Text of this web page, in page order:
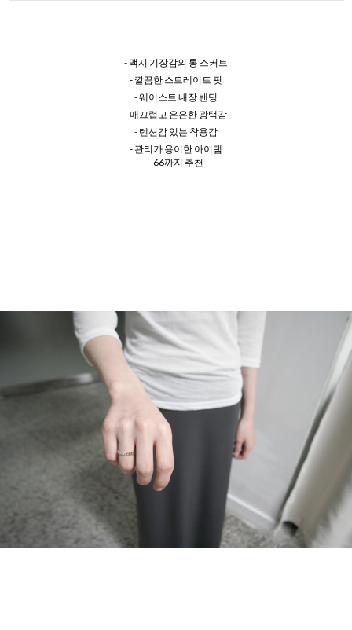
- 맥시 기장감의 롱 스커트
- 깔끔한 스트레이트 핏
- 웨이스트 내장 밴딩
- 매끄럽고 은은한 광택감
- 텐션감 있는 착용감
- 관리가 용이한 아이템
- 66까지 추천